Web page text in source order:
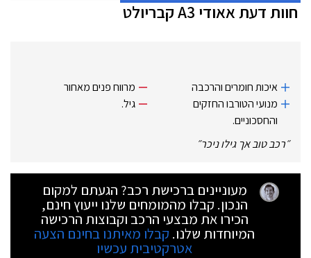
חוות דעתאאודי A3 קבריולט
איכות חומרים והרכבה
מנועי ‏הטורבו החזקים
והחסכוניים.‏
מרווח פנים מאחור
גיל.‏
״רכב טוב אך גילו ניכר״
מעוניינים ברכישת רכב? הגעתם למקום
הנכון. קבלו מהמומחים שלנו ייעוץ חינם,
הכירו את מבצעי הרכב וקבוצות הרכישה
המיוחדות שלנו. קבלו מאיתנו בחינם הצעה
אטרקטיבית עכשיו